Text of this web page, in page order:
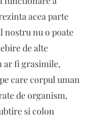
acea parte
nostru nu o poate
de alte
ar fi grasimile,
care corpul uman
de organism,
si colon